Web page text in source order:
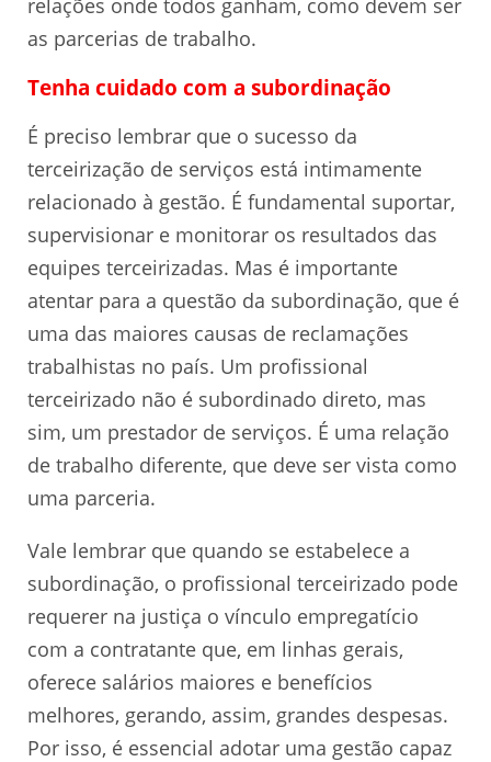
relações onde todos ganham, como devem ser
as parcerias de trabalho.
Tenha cuidado com a subordinação
É preciso lembrar que o sucesso da
terceirização de serviços está intimamente
relacionado à gestão. É fundamental suportar,
supervisionar e monitorar os resultados das
equipes terceirizadas. Mas é importante
atentar para a questão da subordinação, que é
uma das maiores causas de reclamações
trabalhistas no país. Um profissional
terceirizado não é subordinado direto, mas
sim, um prestador de serviços. É uma relação
de trabalho diferente, que deve ser vista como
uma parceria.
Vale lembrar que quando se estabelece a
subordinação, o profissional terceirizado pode
requerer na justiça o vínculo empregatício
com a contratante que, em linhas gerais,
oferece salários maiores e benefícios
melhores, gerando, assim, grandes despesas.
Por isso, é essencial adotar uma gestão capaz